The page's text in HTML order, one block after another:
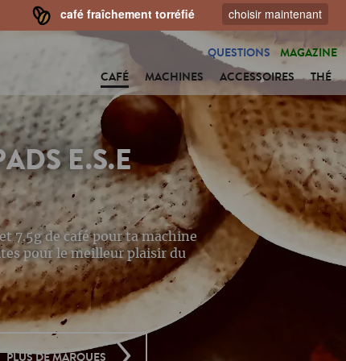
café fraîchement torréfié choisir maintenant
CAFÉ MACHINES ACCESSOIRES THÉ
QUESTIONS MAGAZINE
E.S.E
7.5g de café pour ta machine
pour le meilleur plaisir du
PLUS DE MARQUES